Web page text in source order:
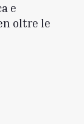
e
oltre le